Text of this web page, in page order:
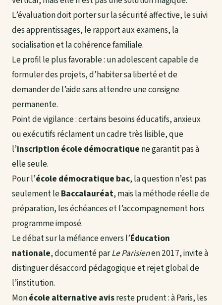
L’évaluation doit porter sur la sécurité affective, le suivi
des apprentissages, le rapport aux examens, la
socialisation et la cohérence familiale.
Le profil le plus favorable : un adolescent capable de
formuler des projets, d’habiter sa liberté et de
demander de l’aide sans attendre une consigne
permanente.
Point de vigilance : certains besoins éducatifs, anxieux
ou exécutifs réclament un cadre très lisible, que
l’inscription école démocratique ne garantit pas à
elle seule.
Pour l’école démocratique bac, la question n’est pas
seulement leBaccalauréat, mais la méthode réelle de
préparation, les échéances et l’accompagnement hors
programme imposé.
Le débat sur la méfiance envers l’Éducation
nationale, documenté parLe Parisienen 2017, invite à
distinguer désaccord pédagogique et rejet global de
l’institution.
Monécole alternative avisreste prudent : à Paris, les